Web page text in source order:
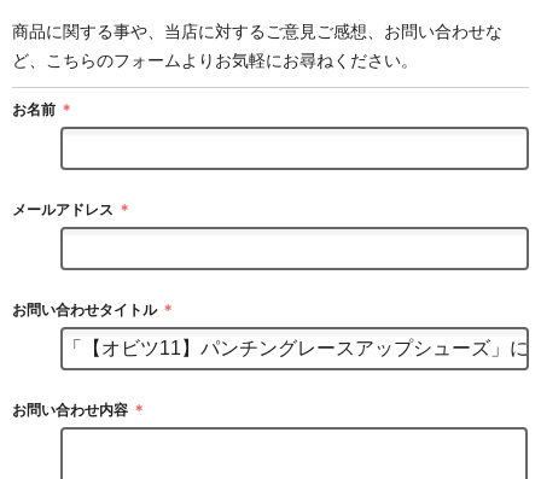
商品に関する事や、当店に対するご意見ご感想、お問い合わせな
ど、こちらのフォームよりお気軽にお尋ねください。
お名前 ＊
メールアドレス ＊
お問い合わせタイトル ＊
お問い合わせ内容 ＊